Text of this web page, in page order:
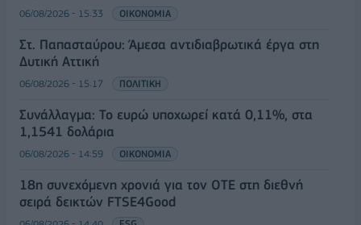
06/08/2026 - 15:33 ΟΙΚΟΝΟΜΙΑ
Στ. Παπασταύρου: Άμεσα αντιδιαβρωτικά έργα στη
Δυτική Αττική
06/08/2026 - 15:17 ΠΟΛΙΤΙΚΗ
Συνάλλαγμα: Το ευρώ υποχωρεί κατά 0,11%, στα
1,1541 δολάρια
06/08/2026 - 14:59 ΟΙΚΟΝΟΜΙΑ
18η συνεχόμενη χρονιά για τον ΟΤΕ στη διεθνή
σειρά δεικτών FTSE4Good